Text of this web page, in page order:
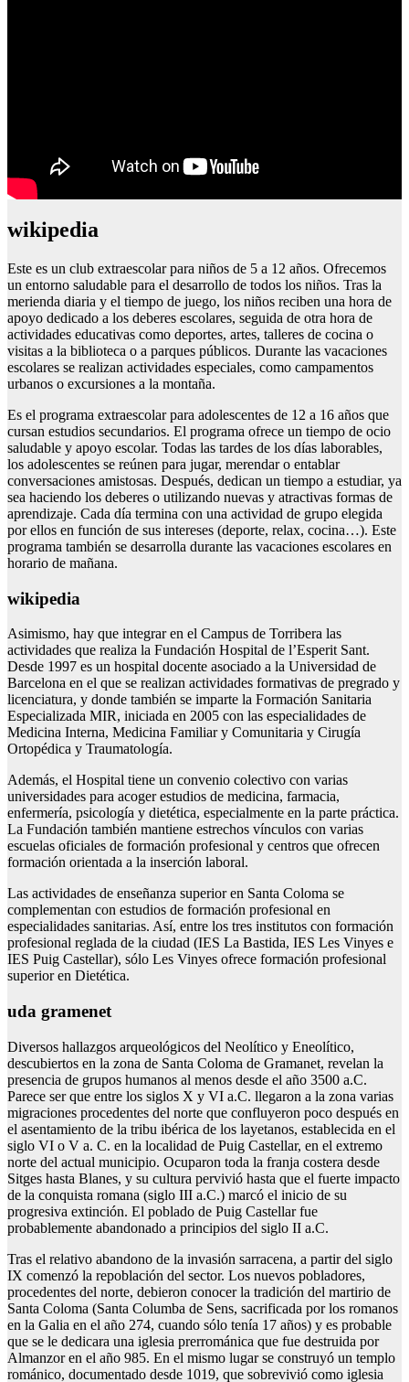
wikipedia
Este es un club extraescolar para niños de 5 a 12 años. Ofrecemos
un entorno saludable para el desarrollo de todos los niños. Tras la
merienda diaria y el tiempo de juego, los niños reciben una hora de
apoyo dedicado a los deberes escolares, seguida de otra hora de
actividades educativas como deportes, artes, talleres de cocina o
visitas a la biblioteca o a parques públicos. Durante las vacaciones
escolares se realizan actividades especiales, como campamentos
urbanos o excursiones a la montaña.
Es el programa extraescolar para adolescentes de 12 a 16 años que
cursan estudios secundarios. El programa ofrece un tiempo de ocio
saludable y apoyo escolar. Todas las tardes de los días laborables,
los adolescentes se reúnen para jugar, merendar o entablar
conversaciones amistosas. Después, dedican un tiempo a estudiar, ya
sea haciendo los deberes o utilizando nuevas y atractivas formas de
aprendizaje. Cada día termina con una actividad de grupo elegida
por ellos en función de sus intereses (deporte, relax, cocina…). Este
programa también se desarrolla durante las vacaciones escolares en
horario de mañana.
wikipedia
Asimismo, hay que integrar en el Campus de Torribera las
actividades que realiza la Fundación Hospital de l’Esperit Sant.
Desde 1997 es un hospital docente asociado a la Universidad de
Barcelona en el que se realizan actividades formativas de pregrado y
licenciatura, y donde también se imparte la Formación Sanitaria
Especializada MIR, iniciada en 2005 con las especialidades de
Medicina Interna, Medicina Familiar y Comunitaria y Cirugía
Ortopédica y Traumatología.
Además, el Hospital tiene un convenio colectivo con varias
universidades para acoger estudios de medicina, farmacia,
enfermería, psicología y dietética, especialmente en la parte práctica.
La Fundación también mantiene estrechos vínculos con varias
escuelas oficiales de formación profesional y centros que ofrecen
formación orientada a la inserción laboral.
Las actividades de enseñanza superior en Santa Coloma se
complementan con estudios de formación profesional en
especialidades sanitarias. Así, entre los tres institutos con formación
profesional reglada de la ciudad (IES La Bastida, IES Les Vinyes e
IES Puig Castellar), sólo Les Vinyes ofrece formación profesional
superior en Dietética.
uda gramenet
Diversos hallazgos arqueológicos del Neolítico y Eneolítico,
descubiertos en la zona de Santa Coloma de Gramanet, revelan la
presencia de grupos humanos al menos desde el año 3500 a.C.
Parece ser que entre los siglos X y VI a.C. llegaron a la zona varias
migraciones procedentes del norte que confluyeron poco después en
el asentamiento de la tribu ibérica de los layetanos, establecida en el
siglo VI o V a. C. en la localidad de Puig Castellar, en el extremo
norte del actual municipio. Ocuparon toda la franja costera desde
Sitges hasta Blanes, y su cultura pervivió hasta que el fuerte impacto
de la conquista romana (siglo III a.C.) marcó el inicio de su
progresiva extinción. El poblado de Puig Castellar fue
probablemente abandonado a principios del siglo II a.C.
Tras el relativo abandono de la invasión sarracena, a partir del siglo
IX comenzó la repoblación del sector. Los nuevos pobladores,
procedentes del norte, debieron conocer la tradición del martirio de
Santa Coloma (Santa Columba de Sens, sacrificada por los romanos
en la Galia en el año 274, cuando sólo tenía 17 años) y es probable
que se le dedicara una iglesia prerrománica que fue destruida por
Almanzor en el año 985. En el mismo lugar se construyó un templo
románico, documentado desde 1019, que sobrevivió como iglesia